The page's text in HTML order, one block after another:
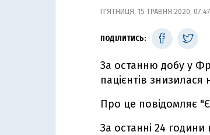
П'ЯТНИЦЯ, 15 ТРАВНЯ 2020, 07:47
ПОДІЛИТИСЬ:
За останню добу у
пацієнтів
Про це повідомляє
За останні 24